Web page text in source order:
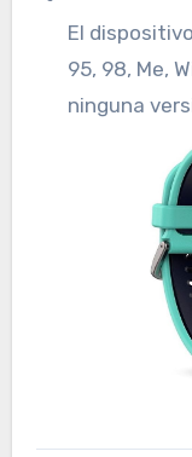
El
95, 98, Me,
ninguna